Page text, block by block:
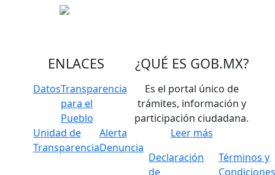
ENLACES
DatosTransparencia
para el
Pueblo
Unidad de
Transparencia
Alerta
Denuncia
¿QUÉ ES GOB.MX?
Es el portal único de
trámites, información y
participación ciudadana.
Leer más
Declaración
de
Términos y